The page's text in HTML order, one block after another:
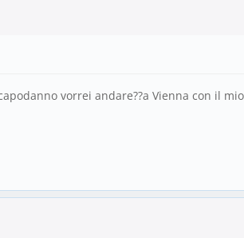
vorrei andare??a Vienna con il